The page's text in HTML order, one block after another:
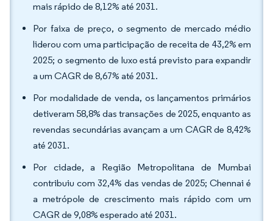
mais rápido de 8,12% até 2031.
Por faixa de preço, o segmento de mercado médio
liderou com uma participação de receita de 43,2% em
2025; o segmento de luxo está previsto para expandir
a um CAGR de 8,67% até 2031.
Por modalidade de venda, os lançamentos primários
detiveram 58,8% das transações de 2025, enquanto as
revendas secundárias avançam a um CAGR de 8,42%
até 2031.
Por cidade, a Região Metropolitana de Mumbai
contribuiu com 32,4% das vendas de 2025; Chennai é
a metrópole de crescimento mais rápido com um
CAGR de 9,08% esperado até 2031.